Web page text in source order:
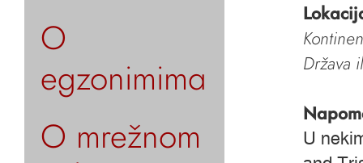
O
egzonimima
O mrežnom
Država
U